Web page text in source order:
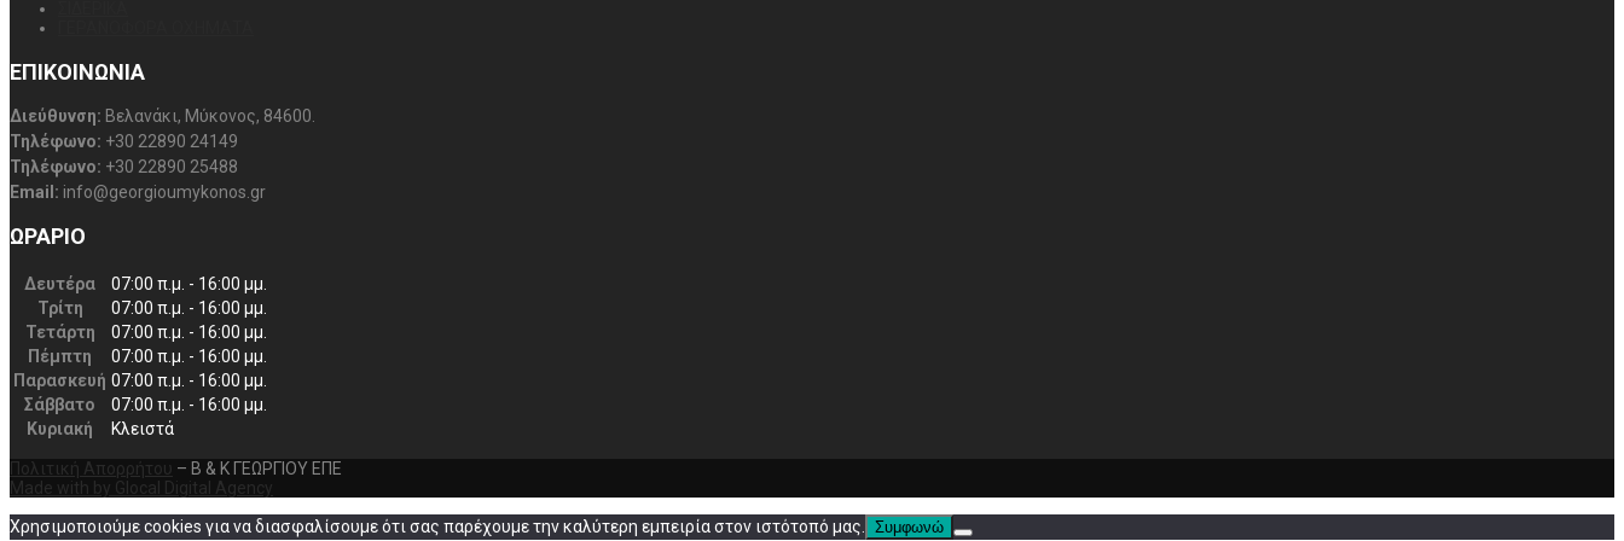
ΕΠΙΚΟΙΝΩΝΙΑ
Διεύθυνση: Βελανάκι, Μύκονος, 84600.
Τηλέφωνο: +30 22890 24149
Τηλέφωνο: +30 22890 25488
Email: info@georgioumykonos.gr
ΩΡΑΡΙΟ
Δευτέρα
07:00 π.μ. - 16:00 μμ.
Τρίτη
07:00 π.μ. - 16:00 μμ.
Τετάρτη
07:00 π.μ. - 16:00 μμ.
Πέμπτη
07:00 π.μ. - 16:00 μμ.
Παρασκευή 07:00 π.μ. - 16:00 μμ.
Σάββατο
07:00 π.μ. - 16:00 μμ.
Κυριακή
Κλειστά
Πολιτική Απορρήτου – Β & Κ ΓΕΩΡΓΙΟΥ ΕΠΕ
Made with by Glocal Digital Agency
Χρησιμοποιούμε cookies για να διασφαλίσουμε ότι σας παρέχουμε την καλύτερη εμπειρία στον ιστότοπό μας.
Συμφωνώ